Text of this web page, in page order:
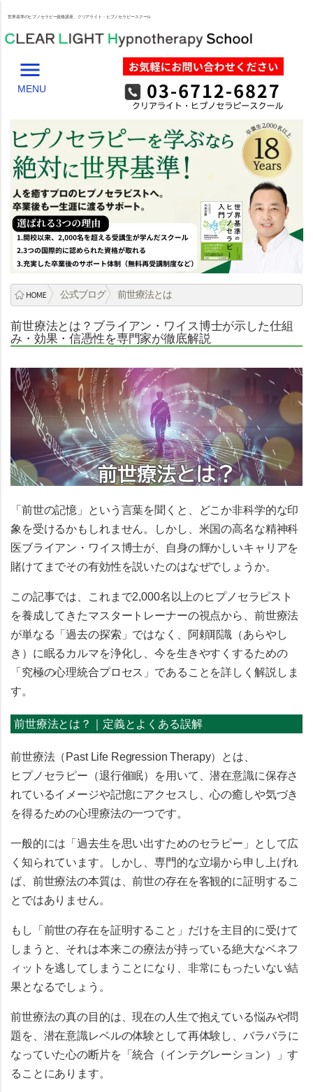
世界基準のヒプノセラピー資格講座、クリアライト・ヒプノセラピースクール
menu
MENU
公式ブログ 前世療法とは
前世療法とは？ブライアン・ワイス博士が示した仕組
み・効果・信憑性を専門家が徹底解説
「前世の記憶」という言葉を聞くと、どこか非科学的な印
象を受けるかもしれません。しかし、米国の高名な精神科
医ブライアン・ワイス博士が、自身の輝かしいキャリアを
賭けてまでその有効性を説いたのはなぜでしょうか。
この記事では、これまで2,000名以上のヒプノセラピスト
を養成してきたマスタートレーナーの視点から、前世療法
が単なる「過去の探索」ではなく、
阿頼耶識（あらやし
き）に眠るカルマを浄化し、今を生きやすくするための
「究極の心理統合プロセス」 であることを詳しく解説しま
す。
前世療法とは？｜定義とよくある誤解
前世療法（Past Life Regression Therapy）とは、
ヒプノセラピー（退行催眠）を用いて、潜在意識に保存さ
れているイメージや記憶にアクセスし、心の癒しや気づき
を得るための心理療法の一つです。
一般的には「過去生を思い出すためのセラピー」として広
く知られています。しかし、専門的な立場から申し上げれ
ば、 前世療法の本質は、前世の存在を客観的に証明するこ
とではありません。
もし「前世の存在を証明すること」だけを主目的に受けて
しまうと、それは本来この療法が持っている絶大なベネフ
ィットを逃してしまうことになり、非常にもったいない結
果となるでしょう。
前世療法の真の目的は、現在の人生で抱えている悩みや問
題を、 潜在意識レベルの体験として再体験し、バラバラに
なっていた心の断片を「統合（インテグレーション）」す
ること にあります。